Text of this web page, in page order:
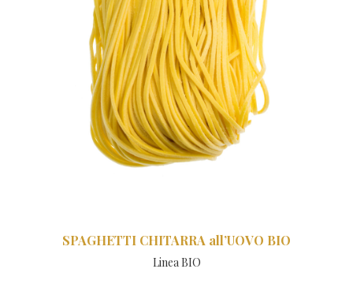
SPAGHETTI CHITARRA all’UOVO BIO
Linea BIO